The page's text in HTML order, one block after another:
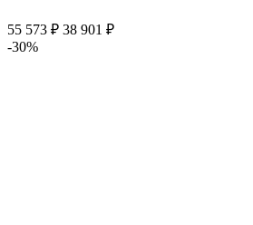
55 573 ₽ 38 901 ₽
-30%